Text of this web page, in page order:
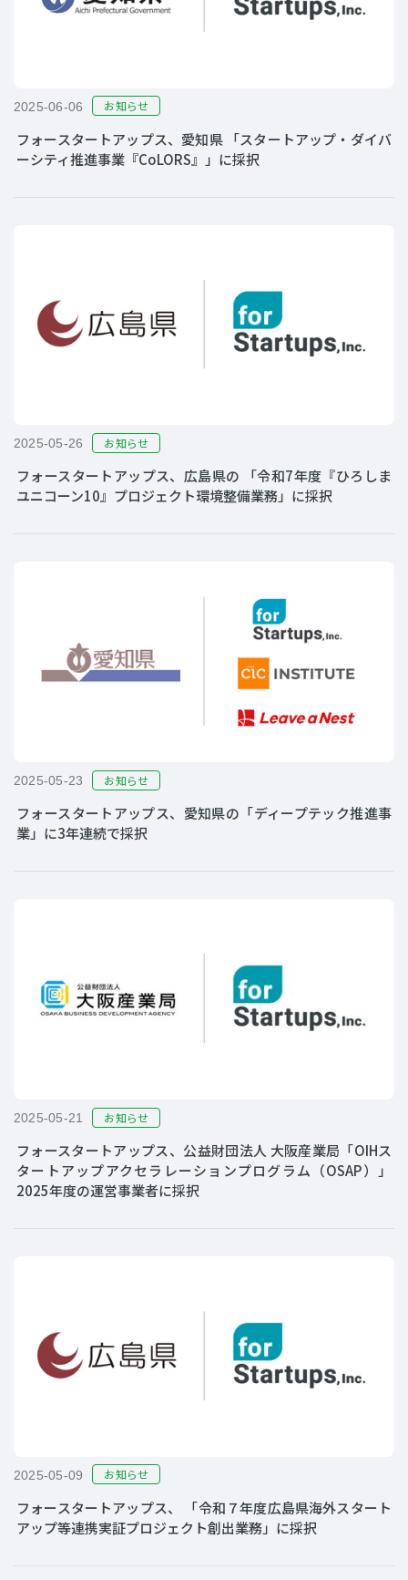
2025-06-06 お知らせ
フォースタートアップス、愛知県 「スタートアップ・ダイバ
ーシティ推進事業『CoLORS』」に採択
2025-05-26 お知らせ
フォースタートアップス、広島県の 「令和7年度『ひろしま
ユニコーン10』プロジェクト環境整備業務」に採択
2025-05-23 お知らせ
フォースタートアップス、愛知県の「ディープテック推進事
業」に3年連続で採択
2025-05-21 お知らせ
フォースタートアップス、公益財団法人 大阪産業局「OIHス
タートアップアクセラレーションプログラム（OSAP）」
2025年度の運営事業者に採択
2025-05-09 お知らせ
フォースタートアップス、 「令和７年度広島県海外スタート
アップ等連携実証プロジェクト創出業務」に採択